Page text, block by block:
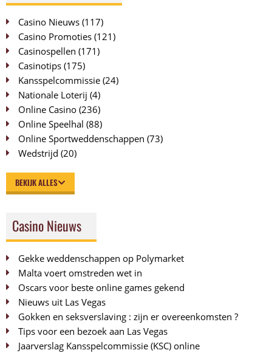
Casino Nieuws (117)
Casino Promoties (121)
Casinospellen (171)
Casinotips (175)
Kansspelcommissie (24)
Nationale Loterij (4)
Online Casino (236)
Online Speelhal (88)
Online Sportweddenschappen (73)
Wedstrijd (20)
BEKIJK ALLES
Casino Nieuws
Gekke weddenschappen op Polymarket
Malta voert omstreden wet in
Oscars voor beste online games gekend
Nieuws uit Las Vegas
Gokken en seksverslaving : zijn er overeenkomsten ?
Tips voor een bezoek aan Las Vegas
Jaarverslag Kansspelcommissie (KSC) online